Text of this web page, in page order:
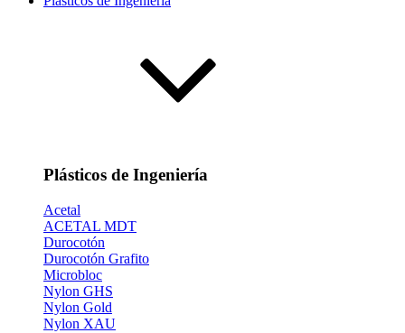
Plásticos de Ingeniería
Acetal
ACETAL MDT
Durocotón
Durocotón Grafito
Microbloc
Nylon GHS
Nylon Gold
Nylon XAU